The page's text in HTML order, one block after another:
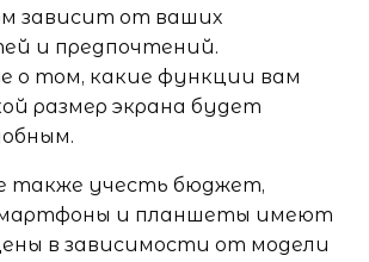
зависит от ваших
и предпочтений.
о том, какие функции вам
размер экрана будет
также учесть бюджет,
и планшеты имеют
в зависимости от модели